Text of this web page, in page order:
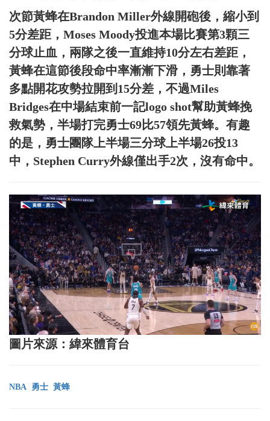
次節黃蜂在Brandon Miller外線開砲後，縮小到
5分差距，Moses Moody投進本場比賽第3顆三
分球止血，兩隊之後一直維持10分左右差距，
黃蜂在這節後段命中率漸漸下滑，勇士則靠著
多點開花攻勢拉開到15分差，不過Miles
Bridges在中場結束前一記logo shot幫助黃蜂挽
救氣勢，半場打完勇士69比57領先黃蜂。有趣
的是，勇士團隊上半場三分球上半場26投13
中，Stephen Curry外線僅出手2次，沒有命中。
圖片來源：緯來體育台
NBA 勇士 黃蜂